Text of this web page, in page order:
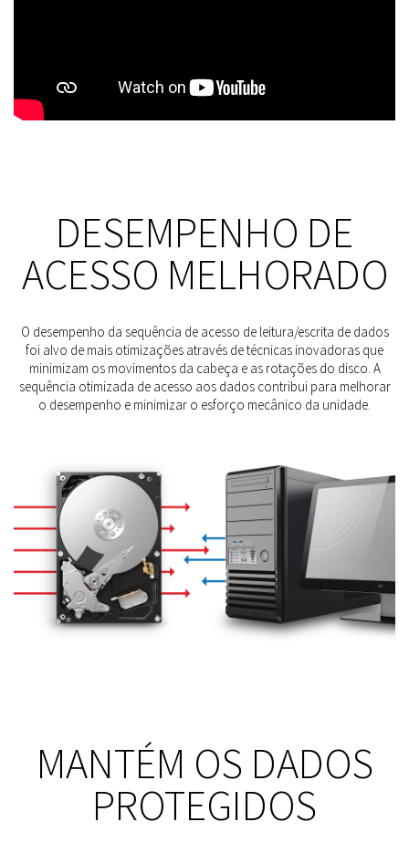
DESEMPENHO DE
ACESSO MELHORADO
O desempenho da sequência de acesso de leitura/escrita de dados
foi alvo de mais otimizações através de técnicas inovadoras que
minimizam os movimentos da cabeça e as rotações do disco. A
sequência otimizada de acesso aos dados contribui para melhorar
o desempenho e minimizar o esforço mecânico da unidade.
MANTÉM OS DADOS
PROTEGIDOS